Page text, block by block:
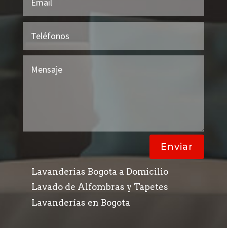
Enviar
Lavanderias Bogota a Domicilio
Lavado de Alfombras y Tapetes
Lavanderías en Bogota